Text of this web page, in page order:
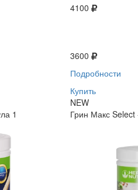
4100
3600
Подробности
Купить
NEW
1 Грин Макс Select